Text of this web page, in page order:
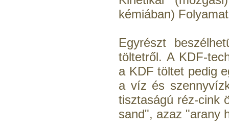
kémiában)
Egyrészt
töltetről. A KDF-
a KDF töltet pedig
a víz és
tisztaságú réz-cink
sand", azaz "arany